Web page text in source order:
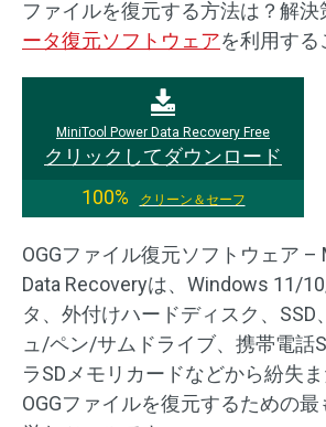
ファイルを復元する方法は？解決
ータ復元ソフトウェアを利用する
MiniTool Power Data Recovery Free
クリックしてダウンロード
100%
クリーン＆セーフ
OGGファイル復元ソフトウェア –
Data Recoveryは、Windows 11/
タ、外付けハードディスク、SSD
ュ/ペン/サムドライブ、携帯電話
ラSDメモリカードなどから紛失
OGGファイルを復元するための